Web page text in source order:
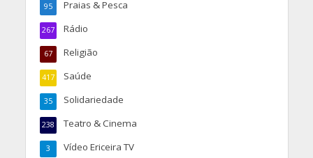
Praias & Pesca
95
Rádio
267
Religião
67
Saúde
417
Solidariedade
35
Teatro & Cinema
238
Vídeo Ericeira TV
3